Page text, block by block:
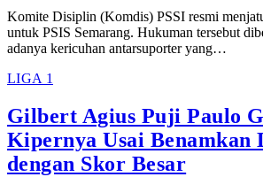
Komite Disiplin (Komdis) PSSI resmi
untuk PSIS Semarang. Hukuman tersebut
adanya kericuhan antarsuporter yang…
LIGA 1
Gilbert Agius Puji Paulo
Kipernya Usai Benamkan
dengan Skor Besar